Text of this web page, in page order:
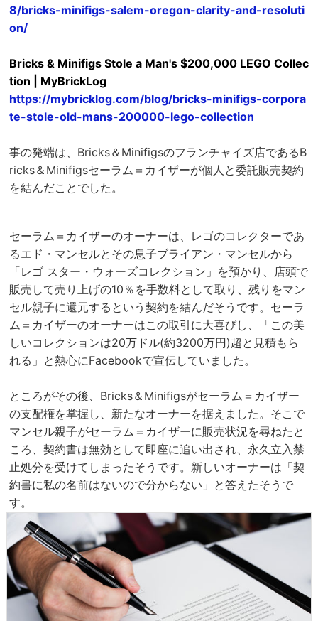
8/bricks-minifigs-salem-oregon-clarity-and-resoluti
on/
Bricks & Minifigs Stole a Man's $200,000 LEGO Collec
tion | MyBrickLog
https://mybricklog.com/blog/bricks-minifigs-corpora
te-stole-old-mans-200000-lego-collection
事の発端は、Bricks＆Minifigsのフランチャイズ店であるB
ricks＆Minifigsセーラム＝カイザーが個人と委託販売契約
を結んだことでした。
セーラム＝カイザーのオーナーは、レゴのコレクターであ
るエド・マンセルとその息子ブライアン・マンセルから
「レゴ スター・ウォーズコレクション」を預かり、店頭で
販売して売り上げの10％を手数料として取り、残りをマン
セル親子に還元するという契約を結んだそうです。セーラ
ム＝カイザーのオーナーはこの取引に大喜びし、「この美
しいコレクションは20万ドル(約3200万円)超と見積もら
れる」と熱心にFacebookで宣伝していました。
ところがその後、Bricks＆Minifigsがセーラム＝カイザー
の支配権を掌握し、新たなオーナーを据えました。そこで
マンセル親子がセーラム＝カイザーに販売状況を尋ねたと
ころ、契約書は無効として即座に追い出され、永久立入禁
止処分を受けてしまったそうです。新しいオーナーは「契
約書に私の名前はないので分からない」と答えたそうで
す。